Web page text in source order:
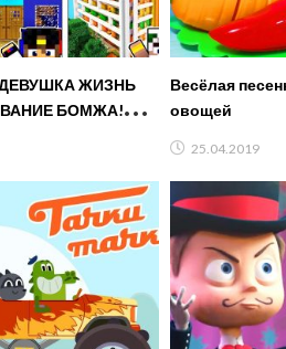
ЖИЗНЬ
БОМЖА!
Весёлая
овощей
25.04.2019